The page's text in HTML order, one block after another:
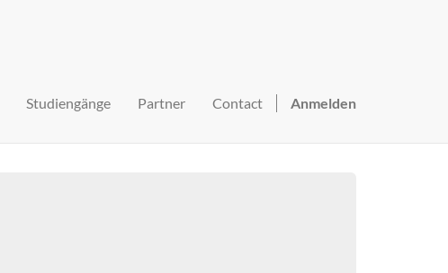
Studiengänge Partner Contact Anmelden